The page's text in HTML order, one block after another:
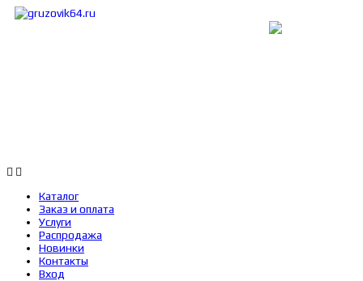
Каталог
Заказ и оплата
Услуги
Распродажа
Новинки
Контакты
Вход